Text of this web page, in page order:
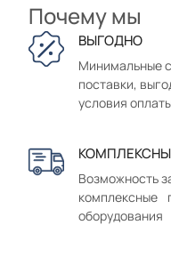
Почему мы
ВЫГОДНО
Минимальные
поставки,
условия
Возможность
комплексные
оборудования